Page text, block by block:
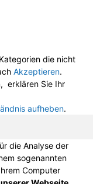
die nicht
Akzeptieren.
erklären Sie Ihr
aufheben.
die Analyse der
sogenannten
Computer